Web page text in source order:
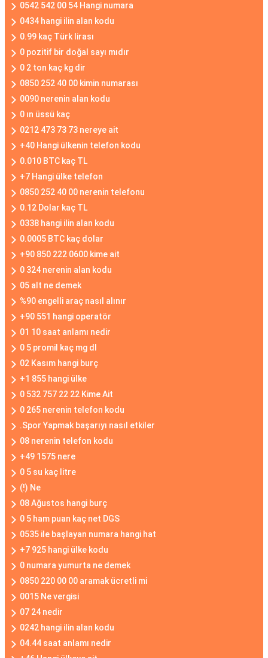
0542 542 00 54 Hangi numara
0434 hangi ilin alan kodu
0.99 kaç Türk lirası
0 pozitif bir doğal sayı mıdır
0 2 ton kaç kg dir
0850 252 40 00 kimin numarası
0090 nerenin alan kodu
0 ın üssü kaç
0212 473 73 73 nereye ait
+40 Hangi ülkenin telefon kodu
0.010 BTC kaç TL
+7 Hangi ülke telefon
0850 252 40 00 nerenin telefonu
0.12 Dolar kaç TL
0338 hangi ilin alan kodu
0.0005 BTC kaç dolar
+90 850 222 0600 kime ait
0 324 nerenin alan kodu
05 alt ne demek
%90 engelli araç nasıl alınır
+90 551 hangi operatör
01 10 saat anlamı nedir
0 5 promil kaç mg dl
02 Kasım hangi burç
+1 855 hangi ülke
0 532 757 22 22 Kime Ait
0 265 nerenin telefon kodu
.Spor Yapmak başarıyı nasıl etkiler
08 nerenin telefon kodu
+49 1575 nere
0 5 su kaç litre
(!) Ne
08 Ağustos hangi burç
0 5 ham puan kaç net DGS
0535 ile başlayan numara hangi hat
+7 925 hangi ülke kodu
0 numara yumurta ne demek
0850 220 00 00 aramak ücretli mi
0015 Ne vergisi
07 24 nedir
0242 hangi ilin alan kodu
04.44 saat anlamı nedir